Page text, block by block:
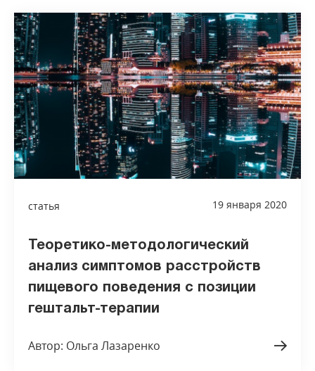
статья 19 января 2020
Теоретико-методологический
анализ симптомов расстройств
пищевого поведения с позиции
гештальт-терапии
Автор: Ольга Лазаренко